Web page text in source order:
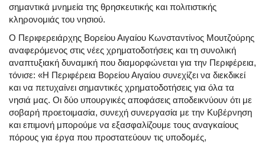
σημαντικά μνημεία της θρησκευτικής και πολιτιστικής
κληρονομιάς του νησιού.
Ο Περιφερειάρχης Βορείου Αιγαίου Κωνσταντίνος Μουτζούρης
αναφερόμενος στις νέες χρηματοδοτήσεις και τη συνολική
αναπτυξιακή δυναμική που διαμορφώνεται για την Περιφέρεια,
τόνισε: «Η Περιφέρεια Βορείου Αιγαίου συνεχίζει να διεκδικεί
και να πετυχαίνει σημαντικές χρηματοδοτήσεις για όλα τα
νησιά μας. Οι δύο υπουργικές αποφάσεις αποδεικνύουν ότι με
σοβαρή προετοιμασία, συνεχή συνεργασία με την Κυβέρνηση
και επιμονή μπορούμε να εξασφαλίζουμε τους αναγκαίους
πόρους για έργα που προστατεύουν τις υποδομές,